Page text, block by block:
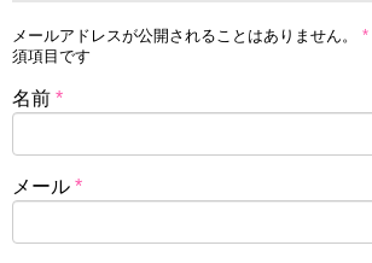
メールアドレスが公開されることはありません。 *
須項目です
名前 *
メール *